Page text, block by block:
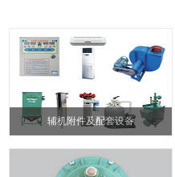
辅机附件及配套设备